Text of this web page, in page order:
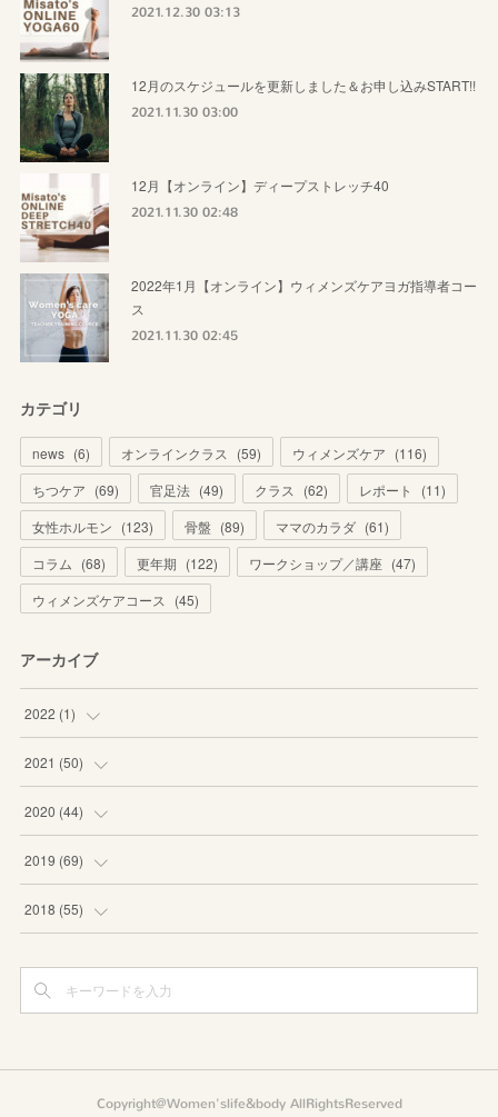
2021.12.30 03:13
12月のスケジュールを更新しました＆お申し込みSTART!!
2021.11.30 03:00
12月【オンライン】ディープストレッチ40
2021.11.30 02:48
2022年1月【オンライン】ウィメンズケアヨガ指導者コー
ス
2021.11.30 02:45
カテゴリ
news (6) オンラインクラス (59) ウィメンズケア (116)
ちつケア (69) 官足法 (49) クラス (62) レポート (11)
女性ホルモン (123) 骨盤 (89) ママのカラダ (61)
コラム (68) 更年期 (122) ワークショップ／講座 (47)
ウィメンズケアコース
(45)
アーカイブ
2022 (1)
(1
2021 (50)
(1
(8
(6
(8)
2020 (44)
(3
(1
(2
2019 (69)
(8
(
2018 (55)
(
Copyright@Women'slife&body AllRightsReserved